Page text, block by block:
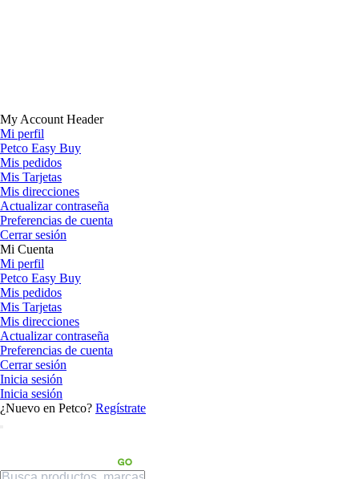
My Account Header
Mi perfil
Petco Easy Buy
Mis pedidos
Mis Tarjetas
Mis direcciones
Actualizar contraseña
Preferencias de cuenta
Cerrar sesión
Mi Cuenta
Mi perfil
Petco Easy Buy
Mis pedidos
Mis Tarjetas
Mis direcciones
Actualizar contraseña
Preferencias de cuenta
Cerrar sesión
Inicia sesión
Inicia sesión
¿Nuevo en Petco? Regístrate